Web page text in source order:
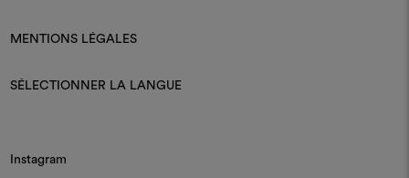
MENTIONS LÉGALES
SÉLECTIONNER LA LANGUE
Instagram